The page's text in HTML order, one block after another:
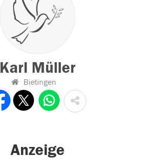
Karl Müller
Bietingen
Anzeige